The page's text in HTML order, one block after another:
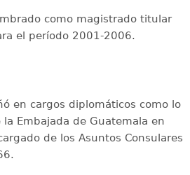
como magistrado titular
el período 2001-2006.
en cargos diplomáticos como lo
Embajada de Guatemala en
de los Asuntos Consulares